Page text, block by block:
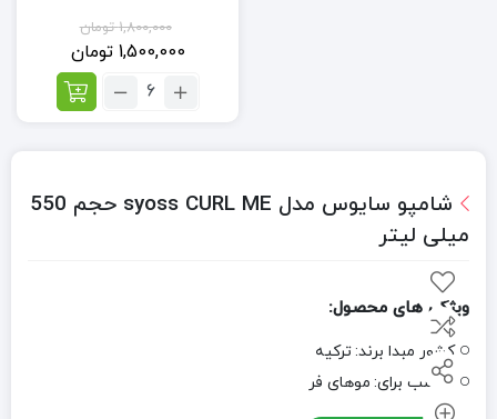
1,800,000 تومان
1,500,000 تومان
تعداد:
HIDRATACIONشامپو سایوس مدل syoss CURL ME حجم 550
میلی لیتر
ویژگی های محصول:
کشور مبدا برند:ترکیه
مناسب برای: موهای فر